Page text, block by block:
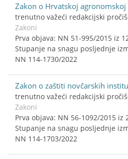
Zakon o Hrvatskoj
trenutno važeći redakcijski
Zakoni
Prva objava: NN 51-995/2015 iz
Stupanje na snagu posljednje
NN 114-1730/2022
Zakon o zaštiti novčarskih
trenutno važeći redakcijski
Zakoni
Prva objava: NN 56-1092/2015 iz
Stupanje na snagu posljednje
NN 114-1703/2022